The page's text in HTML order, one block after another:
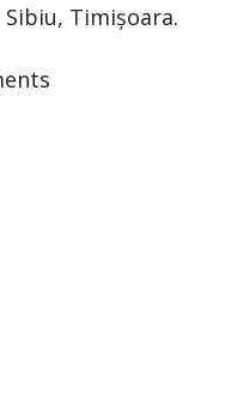
Timișoara.